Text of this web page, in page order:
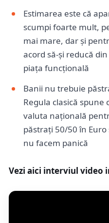
Estimarea este că
scumpi foarte mult,
mai mare, dar și
acord să-și reducă
piața funcțională
Banii nu trebuie
Regula clasică spune
valuta națională
păstrați 50/50 în Euro
nu facem panică
Vezi aici interviul video